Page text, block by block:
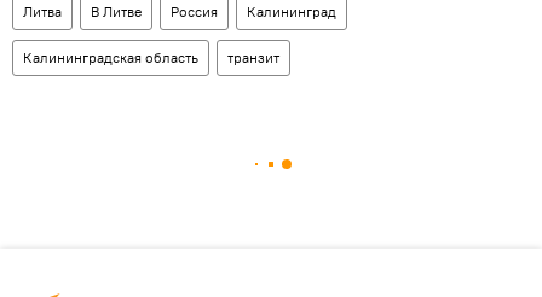
Литва В Литве Россия Калининград
Калининградская область транзит